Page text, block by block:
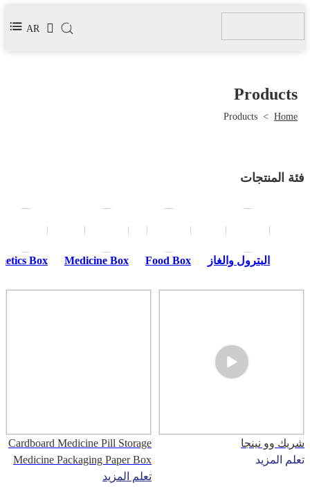
AR
Products
Home
>
Products
فئة المنتجات
البترول والغاز Food Box
Medicine Box
Box
شريك وو نينجا
تعلم المزيد
Cardboard Medicine Pill Storage
Medicine Packaging Paper Box
Design
تعلم المزيد